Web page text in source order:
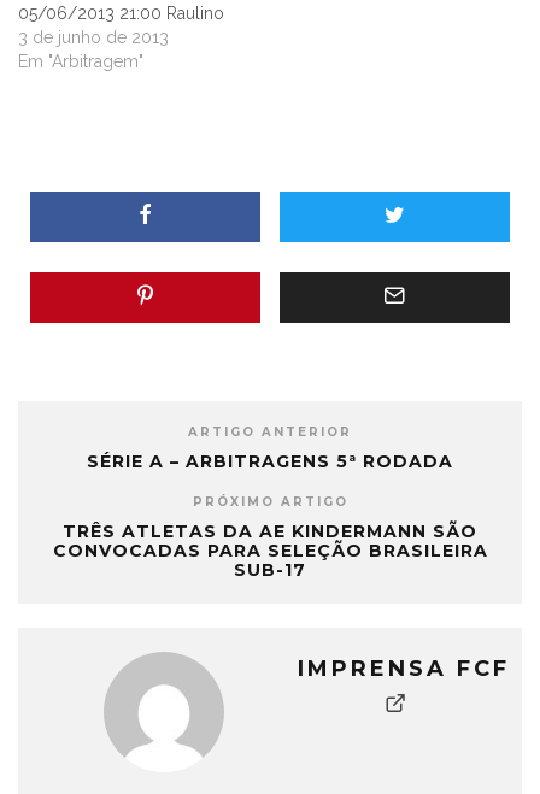
05/06/2013 21:00 Raulino
de Oliveira Volta Redonda
Arbitro Raphael Claus (SP)
Trindade (RJ) Arbitro…
3 de junho de 2013
Em "Arbitragem"
ARTIGO ANTERIOR
SÉRIE A – ARBITRAGENS 5ª RODADA
PRÓXIMO ARTIGO
TRÊS ATLETAS DA AE KINDERMANN SÃO
CONVOCADAS PARA SELEÇÃO BRASILEIRA
SUB-17
IMPRENSA FCF